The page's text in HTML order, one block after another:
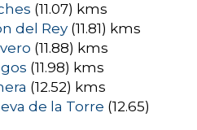
(11.07) kms
del Rey (11.81) kms
(11.88) kms
(11.98) kms
(12.52) kms
de la Torre (12.65)